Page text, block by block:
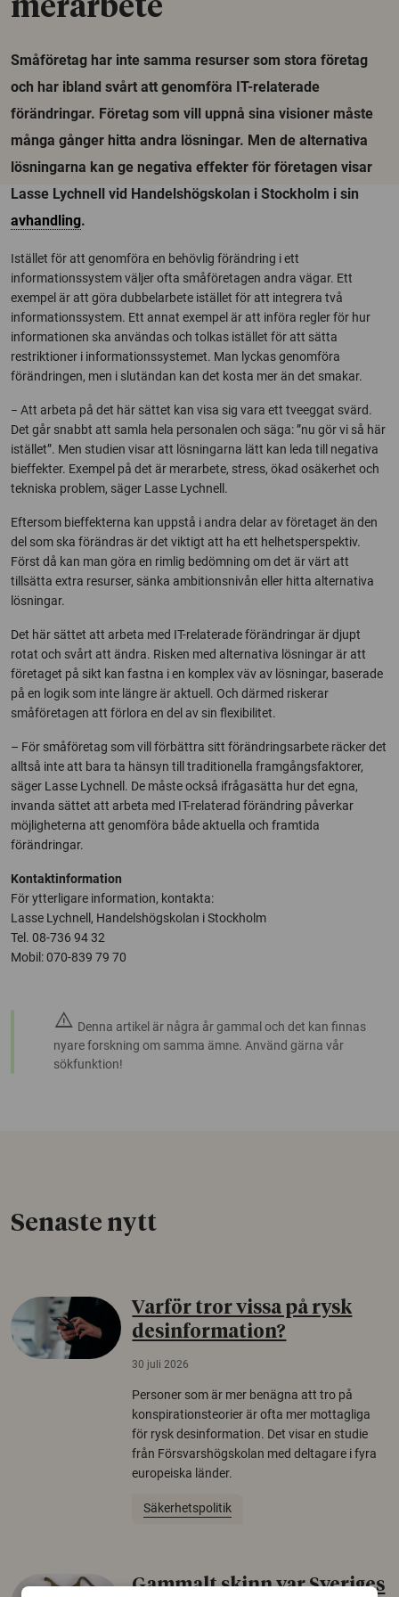
merarbete
Småföretag har inte samma resurser som stora företag
och har ibland svårt att genomföra IT-relaterade
förändringar. Företag som vill uppnå sina visioner måste
många gånger hitta andra lösningar. Men de alternativa
lösningarna kan ge negativa effekter för företagen visar
Lasse Lychnell vid Handelshögskolan i Stockholm i sin
avhandling.
Istället för att genomföra en behövlig förändring i ett
informationssystem väljer ofta småföretagen andra vägar. Ett
exempel är att göra dubbelarbete istället för att integrera två
informationssystem. Ett annat exempel är att införa regler för hur
informationen ska användas och tolkas istället för att sätta
restriktioner i informationssystemet. Man lyckas genomföra
förändringen, men i slutändan kan det kosta mer än det smakar.
− Att arbeta på det här sättet kan visa sig vara ett tveeggat svärd.
Det går snabbt att samla hela personalen och säga: ”nu gör vi så här
istället”. Men studien visar att lösningarna lätt kan leda till negativa
bieffekter. Exempel på det är merarbete, stress, ökad osäkerhet och
tekniska problem, säger Lasse Lychnell.
Eftersom bieffekterna kan uppstå i andra delar av företaget än den
del som ska förändras är det viktigt att ha ett helhetsperspektiv.
Först då kan man göra en rimlig bedömning om det är värt att
tillsätta extra resurser, sänka ambitionsnivån eller hitta alternativa
lösningar.
Det här sättet att arbeta med IT-relaterade förändringar är djupt
rotat och svårt att ändra. Risken med alternativa lösningar är att
företaget på sikt kan fastna i en komplex väv av lösningar, baserade
på en logik som inte längre är aktuell. Och därmed riskerar
småföretagen att förlora en del av sin flexibilitet.
– För småföretag som vill förbättra sitt förändringsarbete räcker det
alltså inte att bara ta hänsyn till traditionella framgångsfaktorer,
säger Lasse Lychnell. De måste också ifrågasätta hur det egna,
invanda sättet att arbeta med IT-relaterad förändring påverkar
möjligheterna att genomföra både aktuella och framtida
förändringar.
Kontaktinformation
För ytterligare information, kontakta:
Lasse Lychnell, Handelshögskolan i Stockholm
Tel. 08-736 94 32
Mobil: 070-839 79 70
warning Denna artikel är några år gammal och det kan finnas
nyare forskning om samma ämne. Använd gärna vår
sökfunktion!
Senaste nytt
Varför tror vissa på rysk
desinformation?
30 juli 2026
Personer som är mer benägna att tro på
konspirationsteorier är ofta mer mottagliga
för rysk desinformation. Det visar en studie
från Försvarshögskolan med deltagare i fyra
europeiska länder.
Säkerhetspolitik
Gammalt skinn var Sveriges